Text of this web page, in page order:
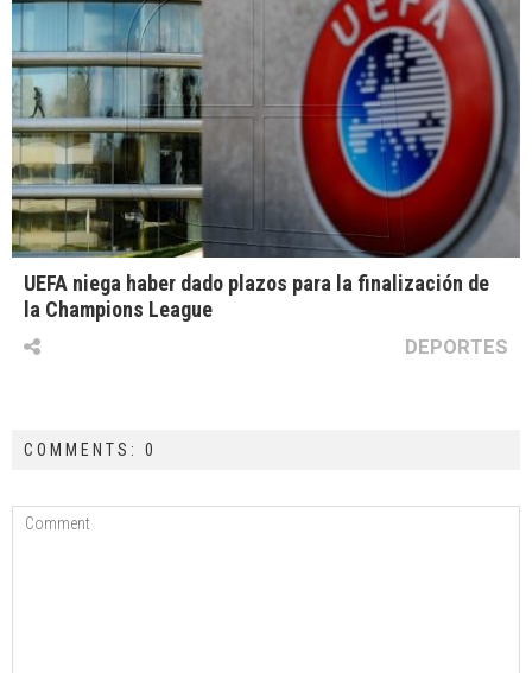
UEFA niega haber dado plazos para la finalización de
la Champions League
DEPORTES
COMMENTS: 0